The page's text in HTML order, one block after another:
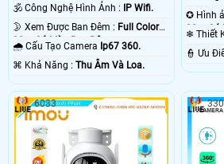
🕉️ Công Nghệ Hình Ảnh :
IP Wifi.
🌛 Xem Được Ban Đêm : Full Color
30m Có Màu Ban Ðêm.
🌧️ Cấu Tạo Camera Ip67 360.
️⌘ Khả Năng : Thu Âm Và Loa.
20m Có
❄
6033